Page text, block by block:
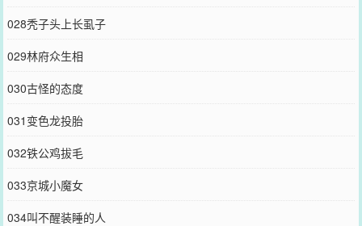
028秃子头上长虱子
029林府众生相
030古怪的态度
031变色龙投胎
032铁公鸡拔毛
033京城小魔女
034叫不醒装睡的人